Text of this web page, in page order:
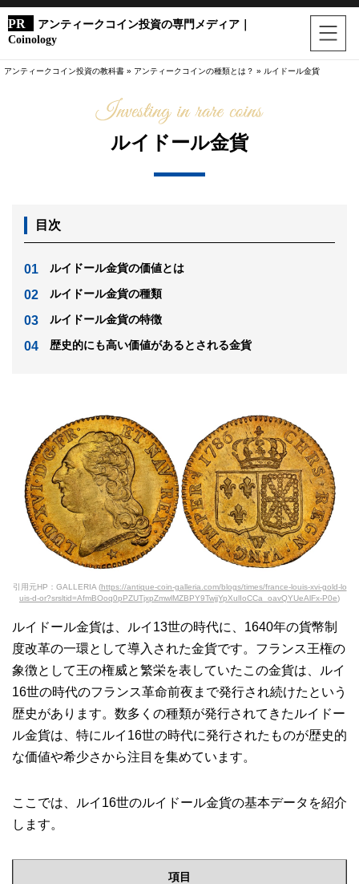
アンティークコイン投資の専門メディア｜
Coinology
アンティークコイン投資の教科書 » アンティークコインの種類とは？ » ルイドール金貨
ルイドール金貨
目次
ルイドール金貨の価値とは
ルイドール金貨の種類
ルイドール金貨の特徴
歴史的にも高い価値があるとされる金貨
引用元HP：GALLERIA (https://antique-coin-galleria.com/blogs/times/france-louis-xvi-gold-lo
uis-d-or?srsltid=AfmBOoq0pPZUTjxpZmwlMZBPY9TwjjYpXulIoCCa_oavQYUeAlFx-P0e)
ルイドール金貨は、ルイ13世の時代に、1640年の貨幣制
度改革の一環として導入された金貨です。フランス王権の
象徴として王の権威と繁栄を表していたこの金貨は、ルイ
16世の時代のフランス革命前夜まで発行され続けたという
歴史があります。数多くの種類が発行されてきたルイドー
ル金貨は、特にルイ16世の時代に発行されたものが歴史的
な価値や希少さから注目を集めています。
ここでは、ルイ16世のルイドール金貨の基本データを紹介
します。
項目